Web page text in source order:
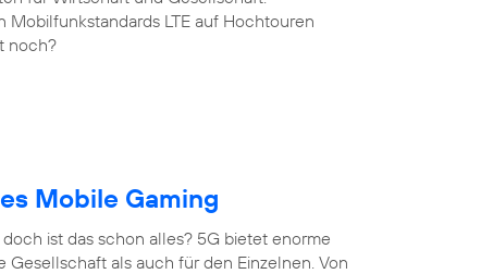
LTE auf Hochtouren
noch?
Mobile Gaming
ist das schon alles? 5G bietet enorme
als auch für den Einzelnen. Von